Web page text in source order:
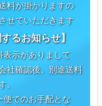
料が掛かりますの
せていただきます
るお知らせ】
表示がありまして
社確認後、別途送料
。
便でのお手配とな